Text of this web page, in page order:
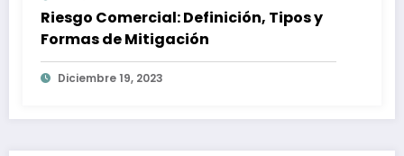
Riesgo Comercial: Definición, Tipos y
Formas de Mitigación
Diciembre 19, 2023